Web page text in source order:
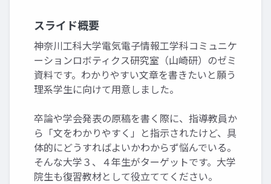
スライド概要
神奈川工科大学電気電子情報工学科コミュニケ
ーションロボティクス研究室（山崎研）のゼミ
資料です。わかりやすい文章を書きたいと願う
理系学生に向けて用意しました。
卒論や学会発表の原稿を書く際に、指導教員か
ら「文をわかりやすく」と指示されたけど、具
体的にどうすればよいかわからず悩んでいる。
そんな大学３、４年生がターゲットです。大学
院生も復習教材として役立ててください。